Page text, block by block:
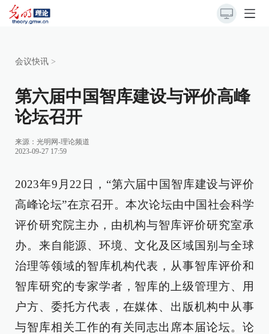
会议快讯 >
第六届中国智库建设与评价高峰
论坛召开
来源： 光明网-理论频道
2023-09-27 17:59
2023年9月22日，“第六届中国智库建设与评价
高峰论坛”在京召开。本次论坛由中国社会科学
评价研究院主办，由机构与智库评价研究室承
办。来自能源、环境、文化及区域国别与全球
治理等领域的智库机构代表，从事智库评价和
智库研究的专家学者，智库的上级管理方、用
户方、委托方代表，在媒体、出版机构中从事
与智库相关工作的有关同志出席本届论坛。论